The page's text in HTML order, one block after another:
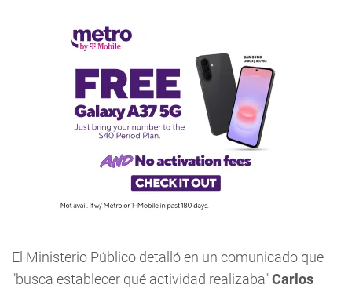
El Ministerio Público detalló en un comunicado que
"busca establecer qué actividad realizaba"Carlos